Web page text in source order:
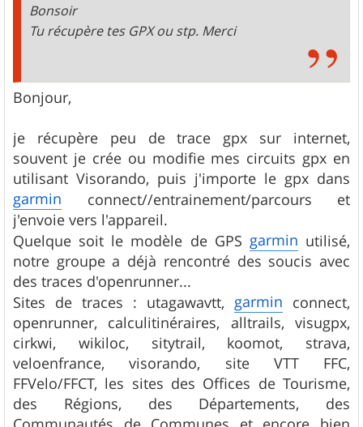
Bonsoir
Tu récupère tes GPX ou stp. Merci
Bonjour,
je récupère peu de trace gpx sur internet,
souvent je crée ou modifie mes circuits gpx en
utilisant Visorando, puis j'importe le gpx dans
garmin connect//entrainement/parcours et
j'envoie vers l'appareil.
Quelque soit le modèle de GPS garmin utilisé,
notre groupe a déjà rencontré des soucis avec
des traces d'openrunner...
Sites de traces : utagawavtt, garmin connect,
openrunner, calculitinéraires, alltrails, visugpx,
cirkwi, wikiloc, sitytrail, koomot, strava,
veloenfrance, visorando, site VTT FFC,
FFVelo/FFCT, les sites des Offices de Tourisme,
des Régions, des Départements, des